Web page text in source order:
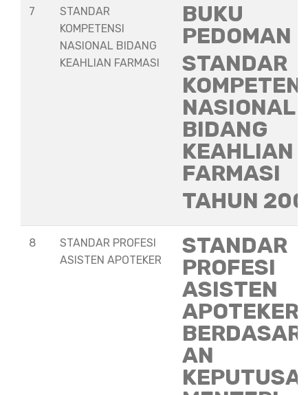
7
STANDAR
KOMPETENSI
NASIONAL BIDANG
KEAHLIAN FARMASI
BUKU
PEDOMAN
STANDAR
NASIONAL
BIDANG
KEAHLIAN
FARMASI
TAHUN
8
STANDAR PROFESI
ASISTEN APOTEKER
STANDAR
PROFESI
ASISTEN
APOTEKER
AN